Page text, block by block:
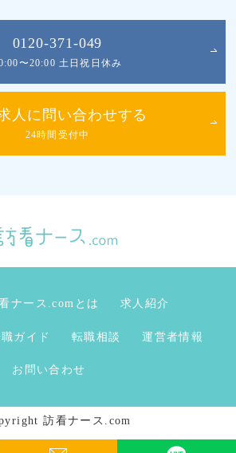
0120-371-049
〜20:00 土日祝日休み
人に問い合わせする
24時間受付中
ナース.comとは 求人紹介
ガイド 転職相談 運営者情報
お問い合わせ
訪看ナース.com